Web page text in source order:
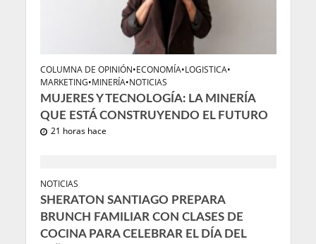
COLUMNA DE OPINIÓN•ECONOMÍA•LOGISTICA•
MARKETING•MINERÍA•NOTICIAS
MUJERES Y TECNOLOGÍA: LA MINERÍA
QUE ESTÁ CONSTRUYENDO EL FUTURO
21 horas hace
NOTICIAS
SHERATON SANTIAGO PREPARA
BRUNCH FAMILIAR CON CLASES DE
COCINA PARA CELEBRAR EL DÍA DEL